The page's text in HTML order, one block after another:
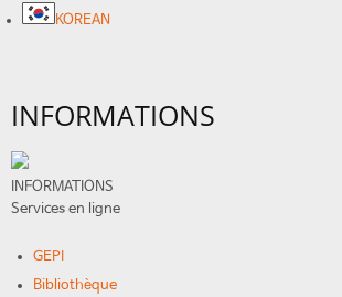
KOREAN
INFORMATIONS
INFORMATIONS
Services en ligne
GEPI
Bibliothèque